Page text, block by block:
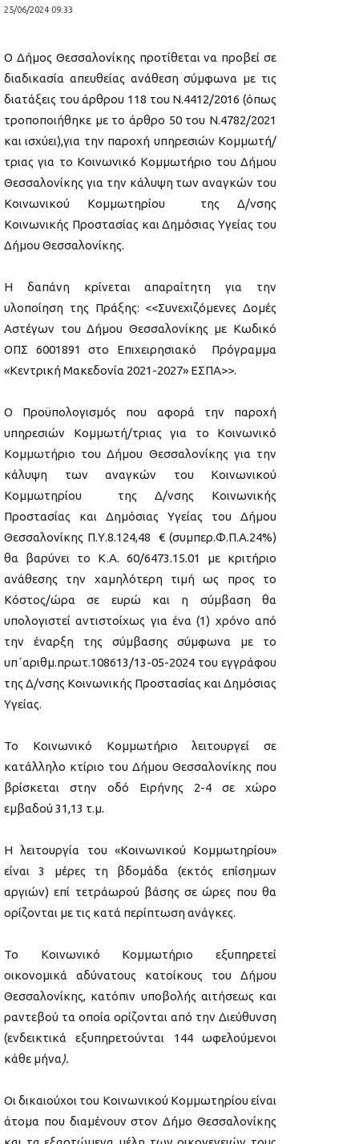
25/06/2024 09:33
Ο Δήμος Θεσσαλονίκης προτίθεται να προβεί σε
διαδικασία απευθείας ανάθεση σύμφωνα με τις
διατάξεις του άρθρου 118 του Ν.4412/2016 (όπως
τροποποιήθηκε με το άρθρο 50 του Ν.4782/2021
και ισχύει),για την παροχή υπηρεσιών Κομμωτή/
τριας για το Κοινωνικό Κομμωτήριο του Δήμου
Θεσσαλονίκης για την κάλυψη των αναγκών του
Κοινωνικού Κομμωτηρίου της Δ/νσης
Κοινωνικής Προστασίας και Δημόσιας Υγείας του
Δήμου Θεσσαλονίκης.
Η δαπάνη κρίνεται απαραίτητη για την
υλοποίηση της Πράξης: <<Συνεχιζόμενες Δομές
Αστέγων του Δήμου Θεσσαλονίκης με Κωδικό
ΟΠΣ 6001891 στο Επιχειρησιακό Πρόγραμμα
«Κεντρική Μακεδονία 2021-2027» ΕΣΠΑ>>.
Ο Προϋπολογισμός που αφορά την παροχή
υπηρεσιών Κομμωτή/τριας για το Κοινωνικό
Κομμωτήριο του Δήμου Θεσσαλονίκης για την
κάλυψη των αναγκών του Κοινωνικού
Κομμωτηρίου της Δ/νσης Κοινωνικής
Προστασίας και Δημόσιας Υγείας του Δήμου
Θεσσαλονίκης Π.Υ.8.124,48 € (συμπερ.Φ.Π.Α.24%)
θα βαρύνει το Κ.Α. 60/6473.15.01 με κριτήριο
ανάθεσης την χαμηλότερη τιμή ως προς το
Κόστος/ώρα σε ευρώ και η σύμβαση θα
υπολογιστεί αντιστοίχως για ένα (1) χρόνο από
την έναρξη της σύμβασης σύμφωνα με το
υπ΄αριθμ.πρωτ.108613/13-05-2024 του εγγράφου
της Δ/νσης Κοινωνικής Προστασίας και Δημόσιας
Υγείας.
Το Κοινωνικό Κομμωτήριο λειτουργεί σε
κατάλληλο κτίριο του Δήμου Θεσσαλονίκης που
βρίσκεται στην οδό Ειρήνης 2-4 σε χώρο
εμβαδού 31,13 τ.μ.
Η λειτουργία του «Κοινωνικού Κομμωτηρίου»
είναι 3 μέρες τη βδομάδα (εκτός επίσημων
αργιών) επί τετράωρού βάσης σε ώρες που θα
ορίζονται με τις κατά περίπτωση ανάγκες.
Το Κοινωνικό Κομμωτήριο εξυπηρετεί
οικονομικά αδύνατους κατοίκους του Δήμου
Θεσσαλονίκης, κατόπιν υποβολής αιτήσεως και
ραντεβού τα οποία ορίζονται από την Διεύθυνση
(ενδεικτικά εξυπηρετούνται 144 ωφελούμενοι
κάθε μήνα).
Οι δικαιούχοι του Κοινωνικού Κομμωτηρίου είναι
άτομα που διαμένουν στον Δήμο Θεσσαλονίκης